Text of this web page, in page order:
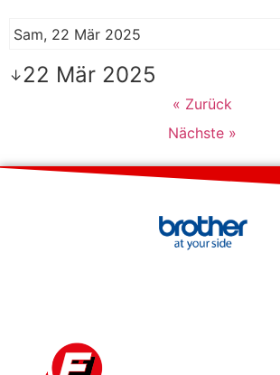
Sam, 22 Mär 2025
↓22 Mär 2025
« Zurück
Nächste »